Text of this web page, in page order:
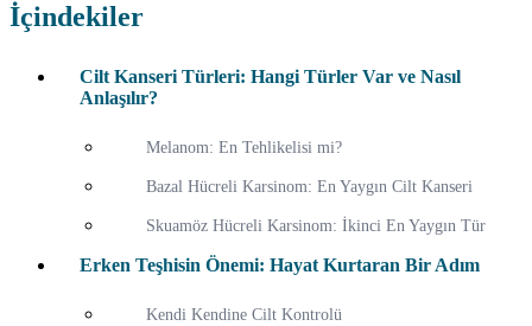
İçindekiler
Cilt Kanseri Türleri: Hangi Türler Var ve Nasıl
Anlaşılır?
Melanom: En Tehlikelisi mi?
Bazal Hücreli Karsinom: En Yaygın Cilt Kanseri
Skuamöz Hücreli Karsinom: İkinci En Yaygın Tür
Erken Teşhisin Önemi: Hayat Kurtaran Bir Adım
Kendi Kendine Cilt Kontrolü